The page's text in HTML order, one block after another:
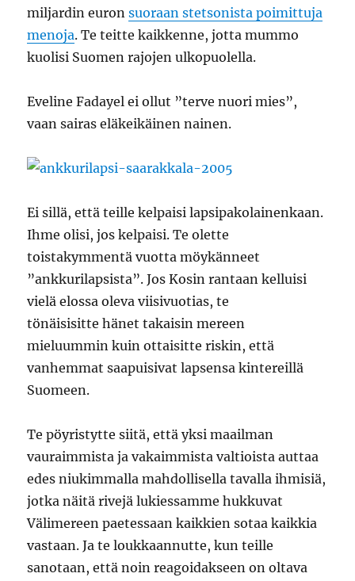
miljardin euronsuoraan stetsonista poimittuja
menoja. Te teitte kaikkenne, jotta mummo
kuolisi Suomen rajojen ulkopuolella.
Eveline Fadayel ei ollut ”terve nuori mies”,
vaan sairas eläkeikäinen nainen.
Ei sillä, että teille kelpaisi lapsipakolainenkaan.
Ihme olisi, jos kelpaisi. Te olette
toistakymmentä vuotta möykänneet
”ankkurilapsista”. Jos Kosin rantaan kelluisi
vielä elossa oleva viisivuotias, te
tönäisisitte hänet takaisin mereen
mieluummin kuin ottaisitte riskin, että
vanhemmat saapuisivat lapsensa kintereillä
Suomeen.
Te pöyristytte siitä, että yksi maailman
vauraimmista ja vakaimmista valtioista auttaa
edes niukimmalla mahdollisella tavalla ihmisiä,
jotka näitä rivejä lukiessamme hukkuvat
Välimereen paetessaan kaikkien sotaa kaikkia
vastaan. Ja te loukkaannutte, kun teille
sanotaan, että noin reagoidakseen on oltava